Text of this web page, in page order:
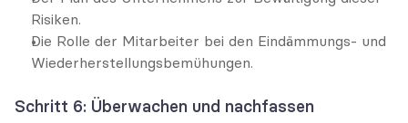
Risiken.
Die Rolle der Mitarbeiter bei den Eindämmungs- und
Wiederherstellungsbemühungen.
Schritt 6: Überwachen und nachfassen